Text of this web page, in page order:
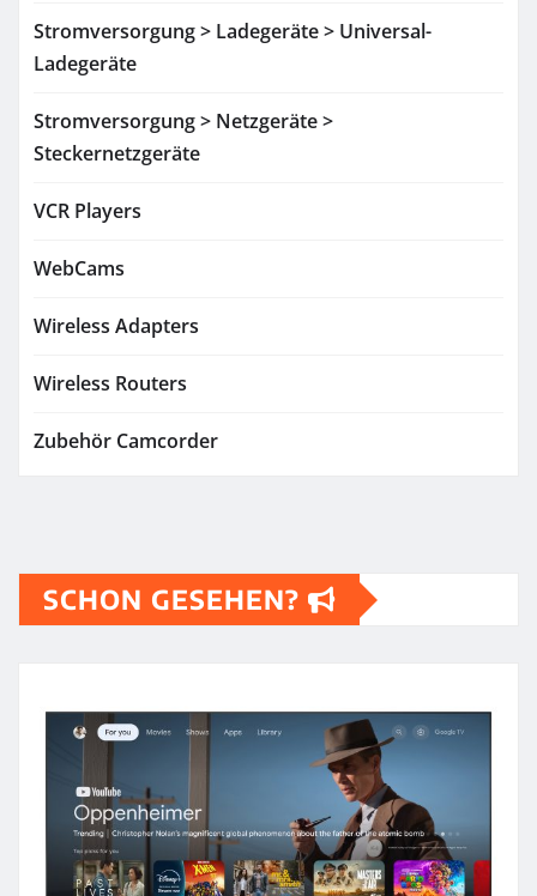
Stromversorgung > Ladegeräte > Universal-
Ladegeräte
Stromversorgung > Netzgeräte >
Steckernetzgeräte
VCR Players
WebCams
Wireless Adapters
Wireless Routers
Zubehör Camcorder
SCHON GESEHEN?